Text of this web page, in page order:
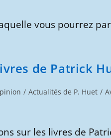
vous pourrez
de Patrick
/ Actualités de P. Huet /
sur les livres de